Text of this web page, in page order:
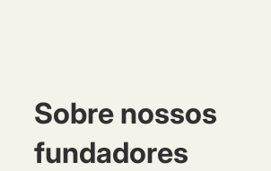
Sobre nossos
fundadores